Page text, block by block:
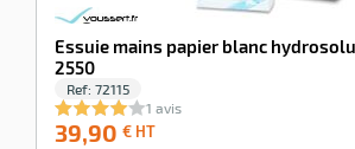
Essuie mains papier blanc
2550
Ref: 72115
1 avis
39,90 € HT